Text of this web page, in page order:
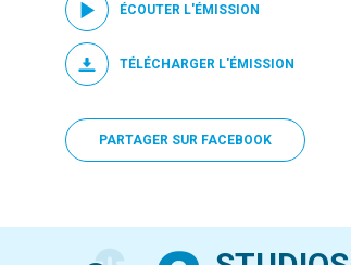
ÉCOUTER L'ÉMISSION
TÉLÉCHARGER L'ÉMISSION
PARTAGER SUR FACEBOOK